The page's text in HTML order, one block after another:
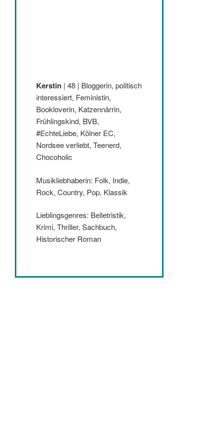
Kerstin | 48 | Bloggerin, politisch
interessiert, Feministin,
Bookloverin, Katzennärrin,
Frühlingskind, BVB,
#EchteLiebe, Kölner EC,
Nordsee verliebt, Teenerd,
Chocoholic
Musikliebhaberin: Folk, Indie,
Rock, Country, Pop, Klassik
Lieblingsgenres: Belletristik,
Krimi, Thriller, Sachbuch,
Historischer Roman